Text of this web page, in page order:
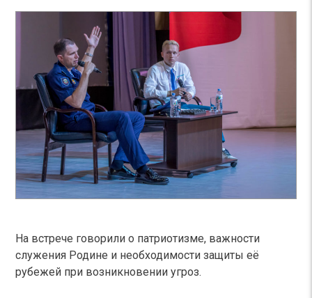
На встрече говорили о патриотизме, важности
служения Родине и необходимости защиты её
рубежей при возникновении угроз.